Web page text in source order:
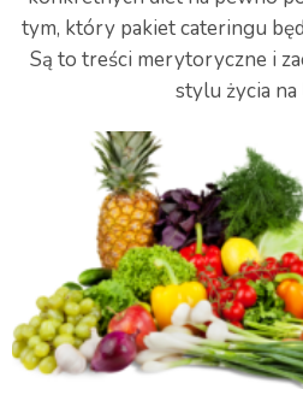
tym, który pakiet cateringu
Są to treści merytoryczne i
stylu życia na